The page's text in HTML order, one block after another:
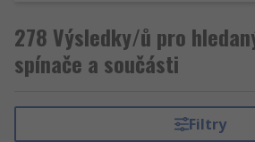
278 Výsledky/ů pro
spínače a součásti
Filtry